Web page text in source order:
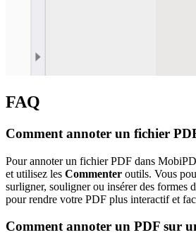
FAQ
Comment annoter un fichier
Pour annoter un fichier PDF dans
et utilisez les Commenter outils. Vous
surligner, souligner ou insérer des formes
pour rendre votre PDF plus interactif et
Comment annoter un PDF sur